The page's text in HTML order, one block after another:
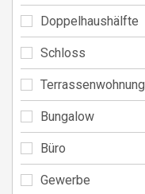
Doppelhaushälfte
Schloss
Terrassenwohnung
Bungalow
Büro
Gewerbe